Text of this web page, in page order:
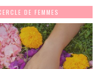
DE FEMMES